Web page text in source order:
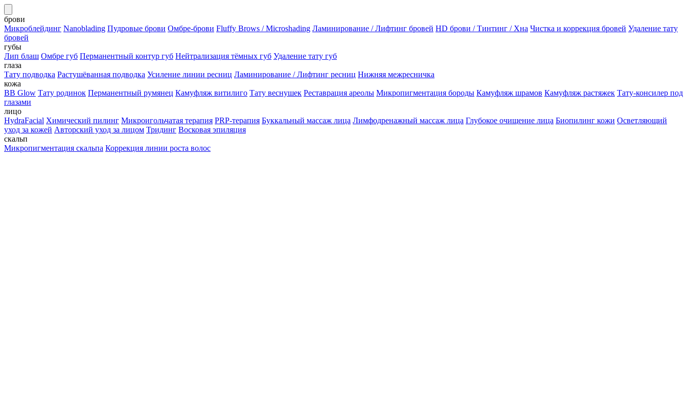
брови
Микроблейдинг Nanoblading Пудровые брови Омбре-брови Fluffy Brows / Microshading Ламинирование / Лифтинг бровей HD брови / Тинтинг / Хна Чистка и коррекция бровей Удаление тату
бровей
губы
Лип блаш Омбре губ Перманентный контур губ Нейтрализация тёмных губ Удаление тату губ
глаза
Тату подводка Растушёванная подводка Усиление линии ресниц Ламинирование / Лифтинг ресниц Нижняя межресничка
кожа
BB Glow Тату родинок Перманентный румянец Камуфляж витилиго Тату веснушек Реставрация ареолы Микропигментация бороды Камуфляж шрамов Камуфляж растяжек Тату-консилер под
глазами
лицо
HydraFacial Химический пилинг Микроигольчатая терапия PRP-терапия Буккальный массаж лица Лимфодренажный массаж лица Глубокое очищение лица Биопилинг кожи Осветляющий
уход за кожей Авторский уход за лицом Тридинг Восковая эпиляция
скальп
Микропигментация скальпа Коррекция линии роста волос